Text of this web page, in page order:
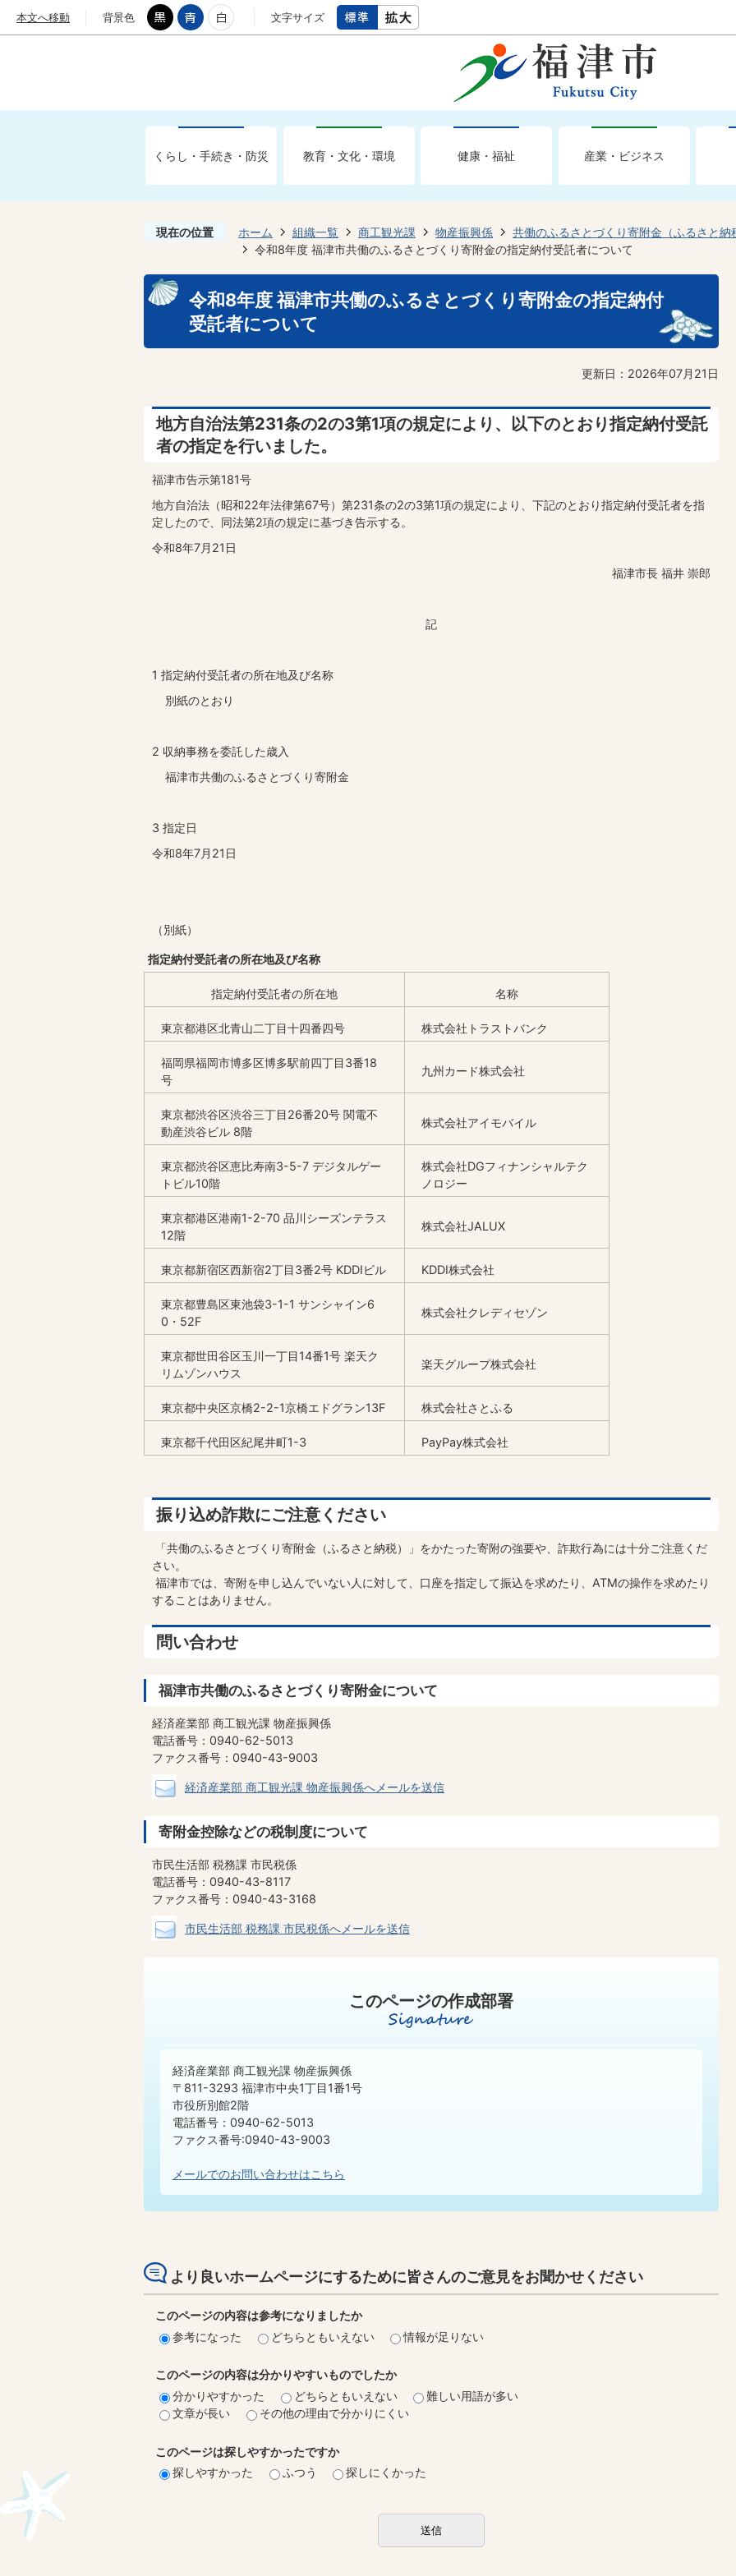
本文へ移動 背景色 文字サイズ
くらし・手続き・防災 教育・文化・環境 健康・福祉 産業・ビジネス
現在の位置 ホーム 組織一覧 商工観光課 物産振興係
共働のふるさとづくり寄附金（ふるさと納
令和8年度 福津市共働のふるさとづくり寄附金の指定納付受託者について
令和8年度 福津市共働のふるさとづくり寄附金の指定納付
受託者について
更新日：2026年07月21日
地方自治法第231条の2の3第1項の規定により、以下のとおり指定納付受託
者の指定を行いました。
福津市告示第181号
地方自治法（昭和22年法律第67号）第231条の2の3第1項の規定により、下記のとおり指定納付受託者を指
定したので、同法第2項の規定に基づき告示する。
令和8年7月21日
福津市長 福井 崇郎
記
1 指定納付受託者の所在地及び名称
別紙のとおり
2 収納事務を委託した歳入
福津市共働のふるさとづくり寄附金
3 指定日
令和8年7月21日
（別紙）
指定納付受託者の所在地及び名称
指定納付受託者の所在地 名称
東京都港区北青山二丁目十四番四号 株式会社トラストバンク
福岡県福岡市博多区博多駅前四丁目3番18
号
九州カード株式会社
東京都渋谷区渋谷三丁目26番20号 関電不
動産渋谷ビル 8階
株式会社アイモバイル
東京都渋谷区恵比寿南3-5-7 デジタルゲー
トビル10階
株式会社DGフィナンシャルテク
ノロジー
東京都港区港南1-2-70 品川シーズンテラス
12階
株式会社JALUX
東京都新宿区西新宿2丁目3番2号 KDDIビル KDDI株式会社
東京都豊島区東池袋3-1-1 サンシャイン6
0・52F
株式会社クレディセゾン
東京都世田谷区玉川一丁目14番1号 楽天ク
リムゾンハウス
楽天グループ株式会社
東京都中央区京橋2-2-1京橋エドグラン13F 株式会社さとふる
東京都千代田区紀尾井町1-3 PayPay株式会社
振り込め詐欺にご注意ください
「共働のふるさとづくり寄附金（ふるさと納税）」をかたった寄附の強要や、詐欺行為には十分ご注意くだ
さい。
福津市では、寄附を申し込んでいない人に対して、口座を指定して振込を求めたり、ATMの操作を求めたり
することはありません。
問い合わせ
福津市共働のふるさとづくり寄附金について
経済産業部 商工観光課 物産振興係
電話番号：0940-62-5013
ファクス番号：0940-43-9003
経済産業部 商工観光課 物産振興係へメールを送信
寄附金控除などの税制度について
市民生活部 税務課 市民税係
電話番号：0940-43-8117
ファクス番号：0940-43-3168
市民生活部 税務課 市民税係へメールを送信
このページの作成部署
経済産業部 商工観光課 物産振興係
〒811-3293 福津市中央1丁目1番1号
市役所別館2階
電話番号：0940-62-5013
ファクス番号:0940-43-9003
メールでのお問い合わせはこちら
より良いホームページにするために皆さんのご意見をお聞かせください
このページの内容は参考になりましたか
参考になった
どちらともいえない 情報が足りない
このページの内容は分かりやすいものでしたか
分かりやすかった
どちらともいえない
難しい用語が多い
文章が長い
その他の理由で分かりにくい
このページは探しやすかったですか
探しやすかった
ふつう 探しにくかった